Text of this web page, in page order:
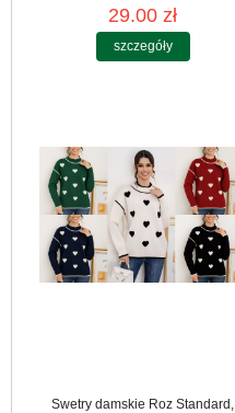
29.00 zł
szczegóły
Swetry damskie Roz Standard,